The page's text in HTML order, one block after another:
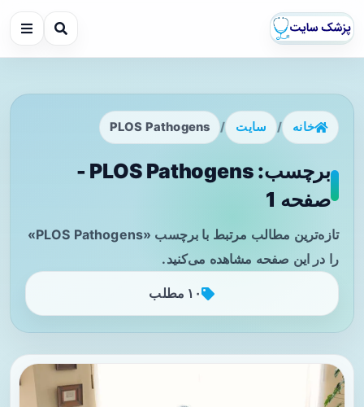
خانه / سایت /
PLOS Pathogens
برچسب: PLOS Pathogens -
صفحه 1
تازه‌ترین مطالب مرتبط با برچسب «PLOS Pathogens»
را در این صفحه مشاهده می‌کنید.
۱۰ مطلب